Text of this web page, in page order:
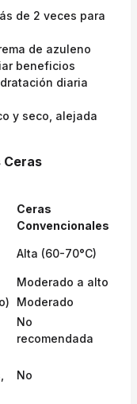
de 2 veces para
de azuleno
beneficios
diaria
y seco, alejada
Ceras
Ceras
Convencionales
Alta (60-70°C)
Moderado a alto
Moderado
No
recomendada
No